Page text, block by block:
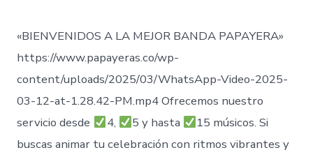
«BIENVENIDOS A LA MEJOR BANDA PAPAYERA»
https://www.papayeras.co/wp-
content/uploads/2025/03/WhatsApp-Video-2025-
03-12-at-1.28.42-PM.mp4 Ofrecemos nuestro
servicio desde
4, 5 y hasta
15 músicos. Si
buscas animar tu celebración con ritmos vibrantes y